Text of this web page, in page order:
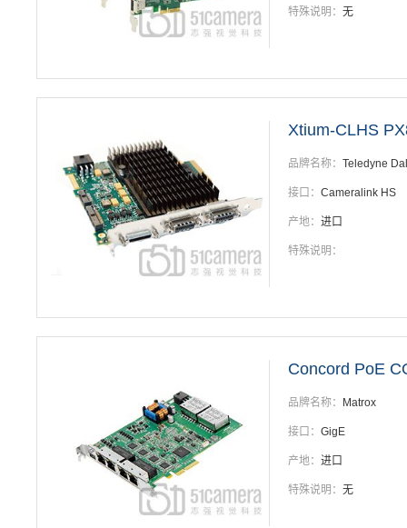
特殊说明： 无
Xtium-CLHS
品牌名称： Teledyne
接口： Cameralink HS
产地： 进口
特殊说明：
Concord PoE
品牌名称： Matrox
接口： GigE
产地： 进口
特殊说明： 无